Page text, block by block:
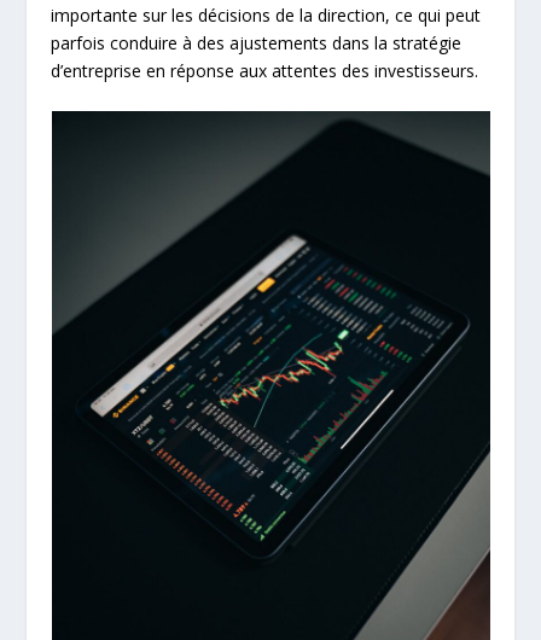
importante sur les décisions de la direction, ce qui peut
parfois conduire à des ajustements dans la stratégie
d’entreprise en réponse aux attentes des investisseurs.